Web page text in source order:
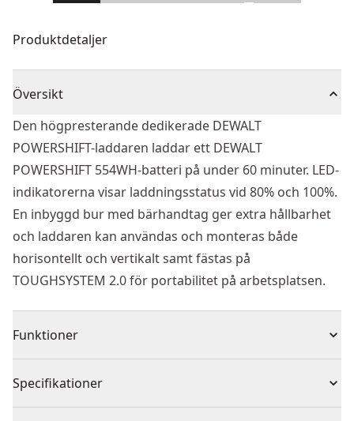
Produktdetaljer
Översikt
Den högpresterande dedikerade DEWALT
POWERSHIFT-laddaren laddar ett DEWALT
POWERSHIFT 554WH-batteri på under 60 minuter. LED-
indikatorerna visar laddningsstatus vid 80% och 100%.
En inbyggd bur med bärhandtag ger extra hållbarhet
och laddaren kan användas och monteras både
horisontellt och vertikalt samt fästas på
TOUGHSYSTEM 2.0 för portabilitet på arbetsplatsen.
Funktioner
Laddar DCPBS0554 till 100 % på under en timme
Specifikationer